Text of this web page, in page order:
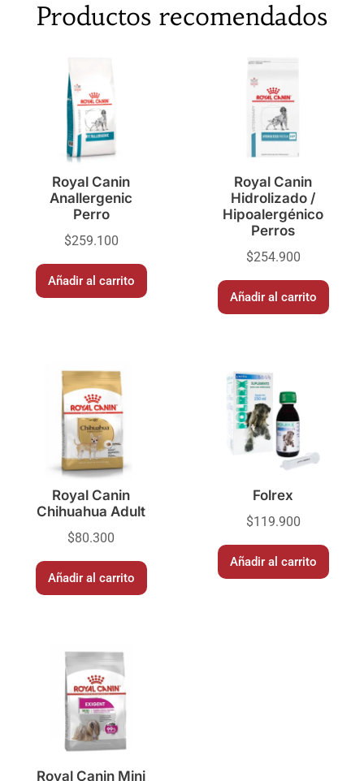
Productos recomendados
Royal Canin
Anallergenic
Perro
$259.100
Añadir al carrito
Royal Canin
Hidrolizado /
Hipoalergénico
Perros
$254.900
Añadir al carrito
Royal Canin
Chihuahua Adult
$80.300
Añadir al carrito
Folrex
$119.900
Añadir al carrito
Royal Canin Mini